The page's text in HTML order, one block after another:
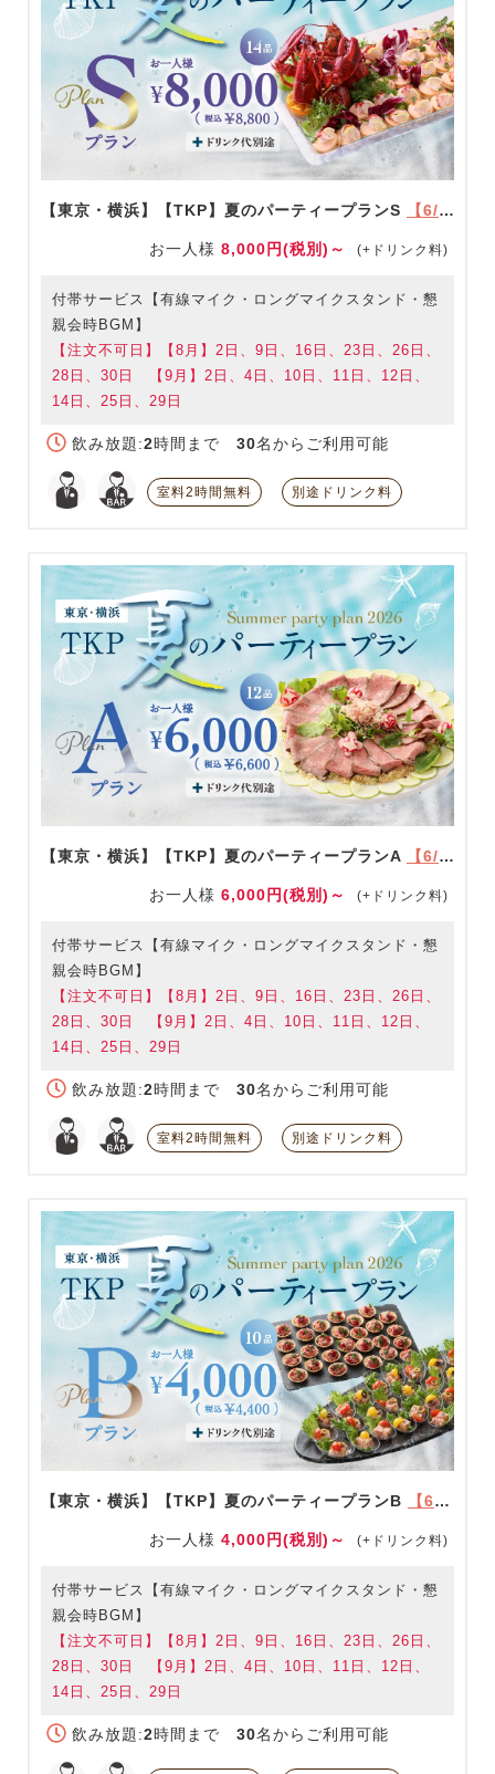
【東京・横浜】【TKP】夏のパーティープランS 【6/1～9/30限定】
お一人様 8,000円(税別)～ (+ドリンク料)
付帯サービス【有線マイク・ロングマイクスタンド・懇
親会時BGM】
【注文不可日】【8月】2日、9日、16日、23日、26日、
28日、30日 【9月】2日、4日、10日、11日、12日、
14日、25日、29日
飲み放題:2時間まで 30名からご利用可能
室料2時間無料 別途ドリンク料
【東京・横浜】【TKP】夏のパーティープランA 【6/1～9/30限定】
お一人様 6,000円(税別)～ (+ドリンク料)
付帯サービス【有線マイク・ロングマイクスタンド・懇
親会時BGM】
【注文不可日】【8月】2日、9日、16日、23日、26日、
28日、30日 【9月】2日、4日、10日、11日、12日、
14日、25日、29日
飲み放題:2時間まで 30名からご利用可能
室料2時間無料 別途ドリンク料
【東京・横浜】【TKP】夏のパーティープランB 【6/1～9/30限定】
お一人様 4,000円(税別)～ (+ドリンク料)
付帯サービス【有線マイク・ロングマイクスタンド・懇
親会時BGM】
【注文不可日】【8月】2日、9日、16日、23日、26日、
28日、30日 【9月】2日、4日、10日、11日、12日、
14日、25日、29日
飲み放題:2時間まで 30名からご利用可能